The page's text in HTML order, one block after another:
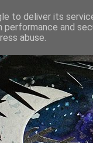
to deliver its
performance and
abuse.